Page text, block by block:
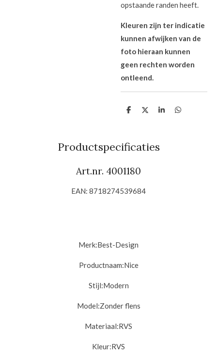
opstaande randen heeft.
Kleuren zijn ter indicatie
kunnen afwijken van de
foto hieraan kunnen
geen rechten worden
ontleend.
D
n
D
S
D
Productspecificaties
Art.nr. 4001180
EAN: 8718274539684
Merk:Best-Design
Productnaam:Nice
Stijl:Modern
Model:Zonder flens
Materiaal:RVS
Kleur:RVS